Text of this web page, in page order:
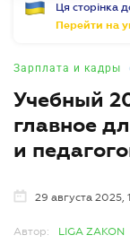
Ця сторінка
Перейти на
Зарплата и кадры
Учебный
главное
и
29 августа 2025,
Автор: LIGA ZAKON